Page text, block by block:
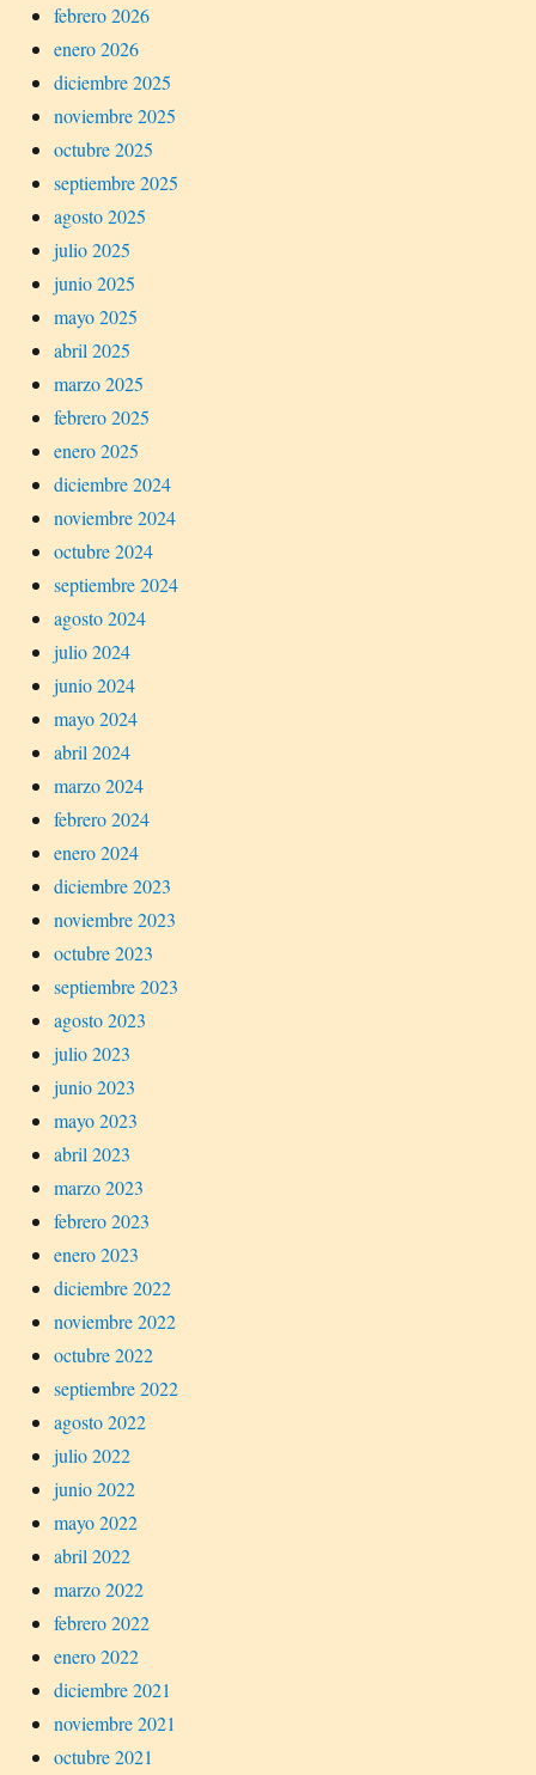
febrero 2026
enero 2026
diciembre 2025
noviembre 2025
octubre 2025
septiembre 2025
agosto 2025
julio 2025
junio 2025
mayo 2025
abril 2025
marzo 2025
febrero 2025
enero 2025
diciembre 2024
noviembre 2024
octubre 2024
septiembre 2024
agosto 2024
julio 2024
junio 2024
mayo 2024
abril 2024
marzo 2024
febrero 2024
enero 2024
diciembre 2023
noviembre 2023
octubre 2023
septiembre 2023
agosto 2023
julio 2023
junio 2023
mayo 2023
abril 2023
marzo 2023
febrero 2023
enero 2023
diciembre 2022
noviembre 2022
octubre 2022
septiembre 2022
agosto 2022
julio 2022
junio 2022
mayo 2022
abril 2022
marzo 2022
febrero 2022
enero 2022
diciembre 2021
noviembre 2021
octubre 2021